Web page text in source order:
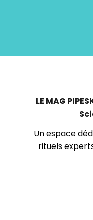
LE MAG
Un espace
rituels